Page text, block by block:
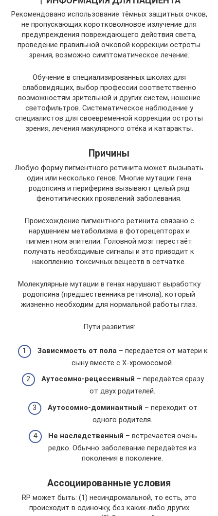
Рекомендовано использование тёмных защитных очков,
не пропускающих коротковолновое излучение для
предупреждения повреждающего действия света,
проведение правильной очковой коррекции остроты
зрения, возможно симптоматическое лечение.
Обучение в специализированных школах для
слабовидящих, выбор профессии соответственно
возможностям зрительной и других систем, ношение
светофильтров. Систематическое наблюдение у
специалистов для своевременной коррекции остроты
зрения, лечения макулярного отёка и катаракты.
Причины
Любую форму пигментного ретинита может вызывать
один или несколько генов. Многие мутации гена
родопсина и периферина вызывают целый ряд
фенотипических проявлений заболевания.
Происхождение пигментного ретинита связано с
нарушением метаболизма в фоторецепторах и
пигментном эпителии. Головной мозг перестаёт
получать необходимые сигналы и это приводит к
накоплению токсичных веществ в сетчатке.
Молекулярные мутации в генах нарушают выработку
родопсина (предшественника ретинола), который
жизненно необходим для нормальной работы глаз.
Пути развития:
Зависимость от пола– передаётся от матери к
сыну вместе с Х-хромосомой.
Аутосомно-рецессивный – передаётся сразу
от двух родителей.
Аутосомно-доминантный – переходит от
одного родителя.
Не наследственный – встречается очень
редко. Обычно заболевание передаётся из
поколения в поколение.
Ассоциированные условия
RP может быть: (1) несиндромальной, то есть, это
происходит в одиночку, без каких-либо других